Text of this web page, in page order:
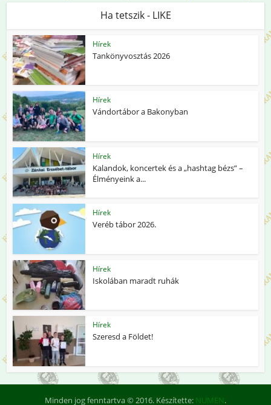
Ha tetszik - LIKE
Hírek
Tankönyvosztás 2026
Hírek
Vándortábor a Bakonyban
Hírek
Kalandok, koncertek és a „hashtag bézs” –
Élményeink a...
Hírek
Veréb tábor 2026.
Hírek
Iskolában maradt ruhák
Hírek
Szeresd a Földet!
Minden jog fenntartva © 2016. Készítette: NUMEN.